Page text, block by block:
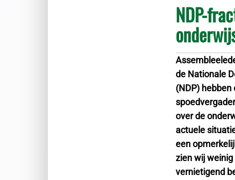
NDP-
de Nationale
(NDP) hebben
over de
actuele
een
zien wij
vernietigend